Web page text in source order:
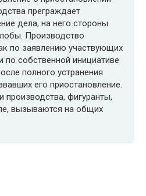
преграждает
дела, на него стороны
Производство
по заявлению участвующих
по собственной инициативе
полного устранения
его приостановление.
производства, фигуранты,
вызываются на общих